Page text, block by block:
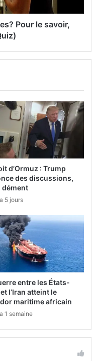
Pour le savoir,
d’Ormuz : Trump
des discussions,
dément
5 jours
entre les États-
l’Iran atteint le
maritime africain
1 semaine